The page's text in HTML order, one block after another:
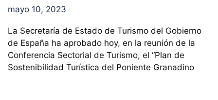
mayo 10, 2023
La Secretaría de Estado de Turismo del Gobierno
de España ha aprobado hoy, en la reunión de la
Conferencia Sectorial de Turismo, el “Plan de
Sostenibilidad Turística del Poniente Granadino